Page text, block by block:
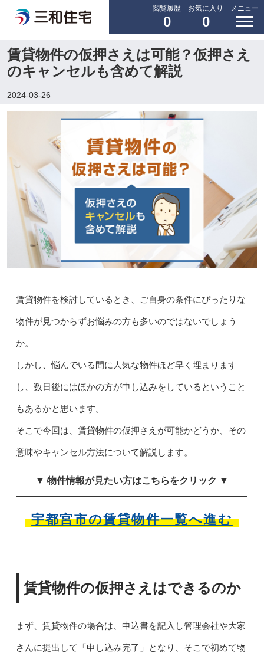
閲覧履歴
0
お気に入り
0
メニュー
賃貸物件の仮押さえは可能？仮押さえ
のキャンセルも含めて解説
2024-03-26
賃貸物件を検討しているとき、ご自身の条件にぴったりな
物件が見つからずお悩みの方も多いのではないでしょう
か。
しかし、悩んでいる間に人気な物件ほど早く埋まります
し、数日後にはほかの方が申し込みをしているということ
もあるかと思います。
そこで今回は、賃貸物件の仮押さえが可能かどうか、その
意味やキャンセル方法について解説します。
▼ 物件情報が見たい方はこちらをクリック ▼
宇都宮市の賃貸物件一覧へ進む
賃貸物件の仮押さえはできるのか
まず、賃貸物件の場合は、申込書を記入し管理会社や大家
さんに提出して「申し込み完了」となり、そこで初めて物